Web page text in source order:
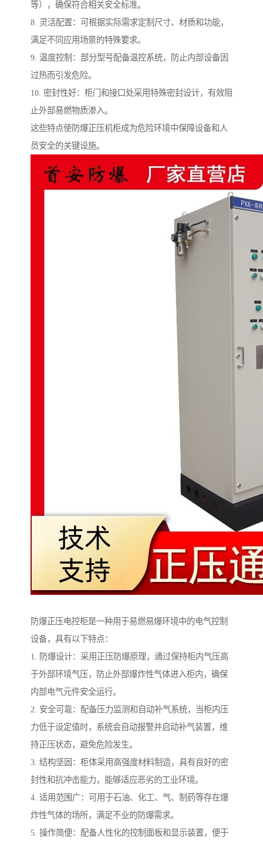
等），确保符合相关安全标准。
8. 灵活配置：可根据实际需求定制尺寸、材质和功能，
满足不同应用场景的特殊要求。
9. 温度控制：部分型号配备温控系统，防止内部设备因
过热而引发危险。
10. 密封性好：柜门和接口处采用特殊密封设计，有效阻
止外部易燃物质渗入。
这些特点使防爆正压机柜成为危险环境中保障设备和人
员安全的关键设施。
防爆正压电控柜是一种用于易燃易爆环境中的电气控制
设备，具有以下特点：
1. 防爆设计：采用正压防爆原理，通过保持柜内气压高
于外部环境气压，防止外部爆炸性气体进入柜内，确保
内部电气元件安全运行。
2. 安全可靠：配备压力监测和自动补气系统，当柜内压
力低于设定值时，系统会自动报警并启动补气装置，维
持正压状态，避免危险发生。
3. 结构坚固：柜体采用高强度材料制造，具有良好的密
封性和抗冲击能力，能够适应恶劣的工业环境。
4. 适用范围广：可用于石油、化工、气、制药等存在爆
炸性气体的场所，满足不业的防爆需求。
5. 操作简便：配备人性化的控制面板和显示装置，便于